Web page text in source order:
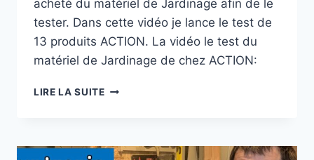
acheté du matériel de Jardinage afin de le
tester. Dans cette vidéo je lance le test de
13 produits ACTION. La vidéo le test du
matériel de Jardinage de chez ACTION:
LIRE LA SUITEACTION
DE